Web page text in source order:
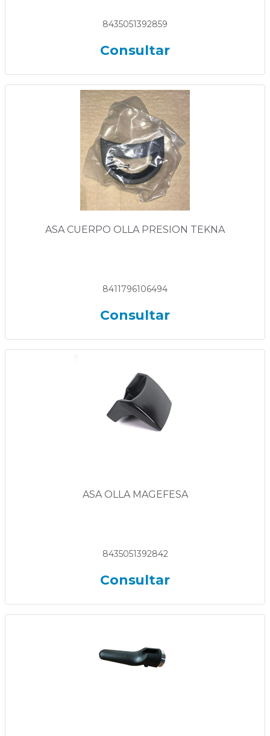
8435051392859
Consultar
ASA CUERPO OLLA PRESION TEKNA
8411796106494
Consultar
ASA OLLA MAGEFESA
8435051392842
Consultar